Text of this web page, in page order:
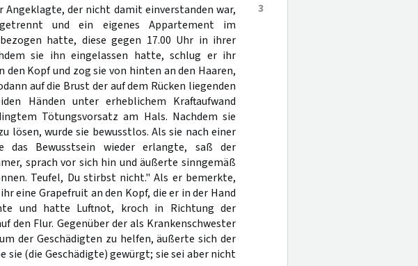
3
Angeklagte, der nicht damit einverstanden war,
und ein eigenes Appartement im
hatte, diese gegen 17.00 Uhr in ihrer
sie ihn eingelassen hatte, schlug er ihr
Kopf und zog sie von hinten an den Haaren,
auf die Brust der auf dem Rücken liegenden
Händen unter erheblichem Kraftaufwand
Tötungsvorsatz am Hals. Nachdem sie
lösen, wurde sie bewusstlos. Als sie nach einer
das Bewusstsein wieder erlangte, saß der
sprach vor sich hin und äußerte sinngemäß
Teufel, Du stirbst nicht." Als er bemerkte,
eine Grapefruit an den Kopf, die er in der Hand
und hatte Luftnot, kroch in Richtung der
den Flur. Gegenüber der als Krankenschwester
der Geschädigten zu helfen, äußerte sich der
sie (die Geschädigte) gewürgt; sie sei aber nicht